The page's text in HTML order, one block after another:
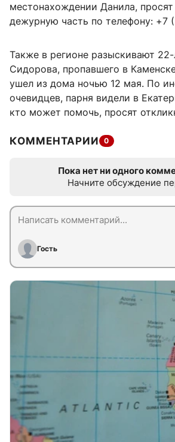
местонахождении Данила,
дежурную часть по телефону: +7
Также в регионе разыскивают
Сидорова, пропавшего в
ушел из дома ночью 12 мая. По
очевидцев, парня видели в
кто может помочь, просят
КОММЕНТАРИИ 0
Пока нет ни одного
Начните обсуждение
Гость